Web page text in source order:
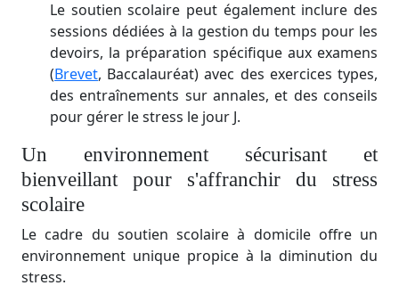
Le soutien scolaire peut également inclure des
sessions dédiées à la gestion du temps pour les
devoirs, la préparation spécifique aux examens
(Brevet, Baccalauréat) avec des exercices types,
des entraînements sur annales, et des conseils
pour gérer le stress le jour J.
Un environnement sécurisant et
bienveillant pour s'affranchir du stress
scolaire
Le cadre du soutien scolaire à domicile offre un
environnement unique propice à la diminution du
stress.